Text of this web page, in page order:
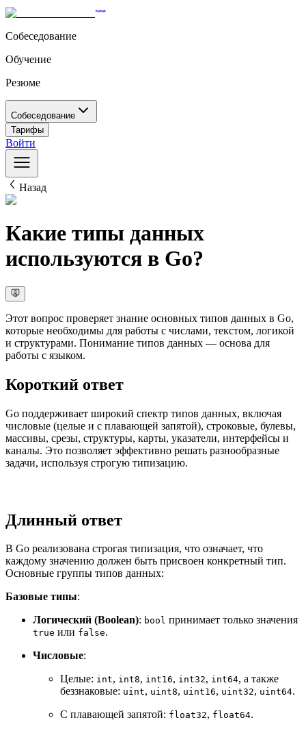
Собеседование
Обучение
Резюме
Собеседование
Тарифы
Войти
Назад
Какие типы данных
используются в Go?
Этот вопрос проверяет знание основных типов данных в Go,
которые необходимы для работы с числами, текстом, логикой
и структурами. Понимание типов данных — основа для
работы с языком.
Короткий ответ
Go поддерживает широкий спектр типов данных, включая
числовые (целые и с плавающей запятой), строковые, булевы,
массивы, срезы, структуры, карты, указатели, интерфейсы и
каналы. Это позволяет эффективно решать разнообразные
задачи, используя строгую типизацию.
Длинный ответ
В Go реализована строгая типизация, что означает, что
каждому значению должен быть присвоен конкретный тип.
Основные группы типов данных:
Базовые типы:
Логический (Boolean): bool принимает только значения
true или false.
Числовые:
Целые: int, int8, int16, int32, int64, а также
беззнаковые: uint, uint8, uint16, uint32, uint64.
С плавающей запятой: float32, float64.